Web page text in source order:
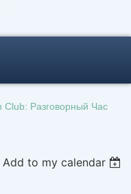
Club: Разговорный Час
Add to my calendar